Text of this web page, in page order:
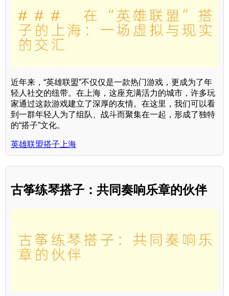
近年来，“英雄联盟”不仅仅是一款热门游戏，更成为了年
轻人社交的纽带。在上海，这座充满活力的城市，许多玩
家通过这款游戏建立了深厚的友情。在这里，我们可以看
到一群年轻人为了组队、战斗而聚集在一起，形成了独特
的“搭子”文化。
英雄联盟搭子上海
古筝练琴搭子：共同奏响乐章的伙伴